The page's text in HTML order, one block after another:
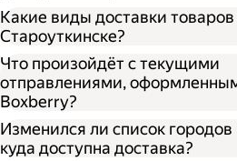
Какие виды доставки
Староуткинске?
Что произойдёт с текущими
отправлениями,
Boxberry?
Изменился ли список городов
куда доступна доставка?